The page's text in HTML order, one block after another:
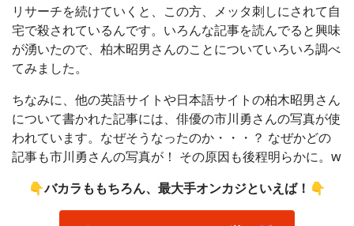
リサーチを続けていくと、この方、メッタ刺しにされて自
宅で殺されているんです。いろんな記事を読んでると興味
が湧いたので、柏木昭男さんのことについていろいろ調べ
てみました。
ちなみに、他の英語サイトや日本語サイトの柏木昭男さん
について書かれた記事には、俳優の市川勇さんの写真が使
われています。なぜそうなったのか・・・？ なぜかどの
記事も市川勇さんの写真が！ その原因も後程明らかに。w
👇バカラももちろん、最大手オンカジといえば！👇